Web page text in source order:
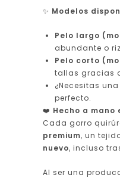
✨ Modelos
Pelo largo
abundante o
Pelo corto
tallas gracias
¿Necesitas
perfecto.
❤️ Hecho a mano
Cada gorro
premium, un
nuevo, incluso
Al ser una